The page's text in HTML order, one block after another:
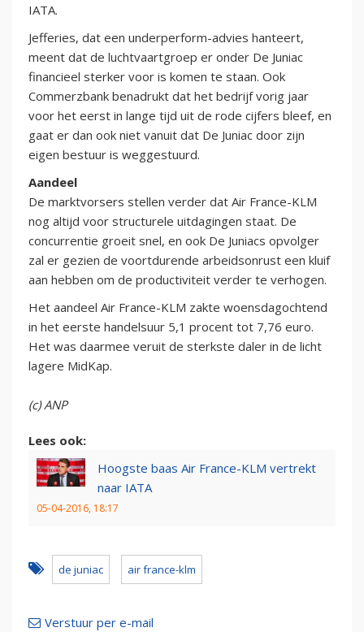
IATA.
Jefferies, dat een underperform-advies hanteert,
meent dat de luchtvaartgroep er onder De Juniac
financieel sterker voor is komen te staan. Ook
Commerzbank benadrukt dat het bedrijf vorig jaar
voor het eerst in lange tijd uit de rode cijfers bleef, en
gaat er dan ook niet vanuit dat De Juniac door zijn
eigen bestuur is weggestuurd.
Aandeel
De marktvorsers stellen verder dat Air France-KLM
nog altijd voor structurele uitdagingen staat. De
concurrentie groeit snel, en ook De Juniacs opvolger
zal er gezien de voortdurende arbeidsonrust een kluif
aan hebben om de productiviteit verder te verhogen.
Het aandeel Air France-KLM zakte woensdagochtend
in het eerste handelsuur 5,1 procent tot 7,76 euro.
Het was daarmee veruit de sterkste daler in de licht
lagere MidKap.
(c) ANP
Lees ook:
Hoogste baas Air France-KLM vertrekt
naar IATA
05-04-2016, 18:17
de juniac air france-klm
Verstuur per e-mail